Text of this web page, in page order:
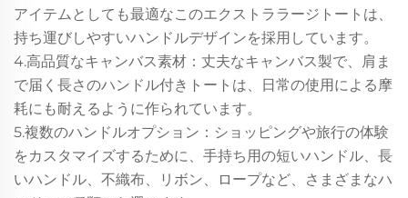
アイテムとしても最適なこのエクストララージトートは、
持ち運びしやすいハンドルデザインを採用しています。
4.高品質なキャンバス素材：丈夫なキャンバス製で、肩ま
で届く長さのハンドル付きトートは、日常の使用による摩
耗にも耐えるように作られています。
5.複数のハンドルオプション：ショッピングや旅行の体験
をカスタマイズするために、手持ち用の短いハンドル、長
いハンドル、不織布、リボン、ロープなど、さまざまなハ